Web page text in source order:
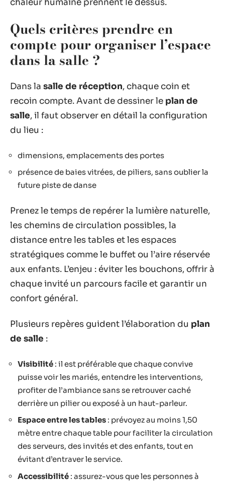
chaleur humaine prennent le dessus.
Quels critères prendre en
compte pour organiser l’espace
dans la salle ?
Dans la salle de réception, chaque coin et
recoin compte. Avant de dessiner le plan de
salle, il faut observer en détail la configuration
du lieu :
dimensions, emplacements des portes
présence de baies vitrées, de piliers, sans oublier la
future piste de danse
Prenez le temps de repérer la lumière naturelle,
les chemins de circulation possibles, la
distance entre les tables et les espaces
stratégiques comme le buffet ou l’aire réservée
aux enfants. L’enjeu : éviter les bouchons, offrir à
chaque invité un parcours facile et garantir un
confort général.
Plusieurs repères guident l’élaboration du plan
de salle :
Visibilité : il est préférable que chaque convive
puisse voir les mariés, entendre les interventions,
profiter de l’ambiance sans se retrouver caché
derrière un pilier ou exposé à un haut-parleur.
Espace entre les tables : prévoyez au moins 1,50
mètre entre chaque table pour faciliter la circulation
des serveurs, des invités et des enfants, tout en
évitant d’entraver le service.
Accessibilité : assurez-vous que les personnes à